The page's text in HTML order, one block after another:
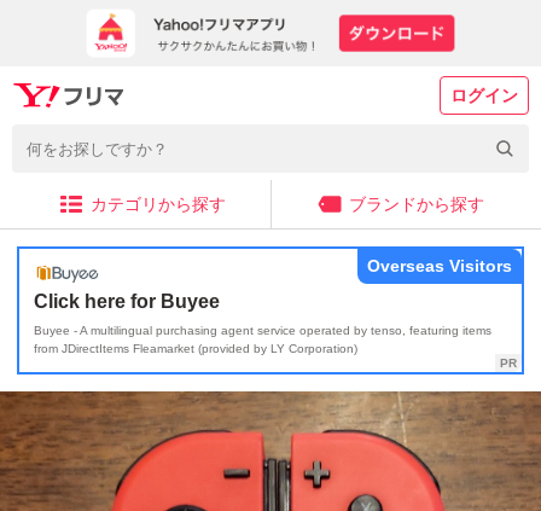
ログイン
カテゴリから探す ブランドから探す
Click here for Buyee
Buyee - A multilingual purchasing agent service operated by tenso, featuring items
from JDirectItems Fleamarket (provided by LY Corporation)
Overseas Visitors